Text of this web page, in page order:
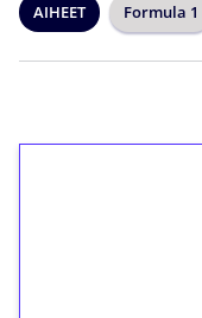
AIHEET Formula 1